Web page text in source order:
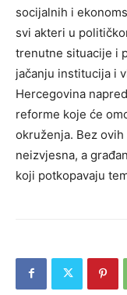
socijalnih i
svi akteri u
trenutne situacije i
jačanju institucija i
Hercegovina
reforme koje će
okruženja. Bez
neizvjesna, a
koji potkopavaju